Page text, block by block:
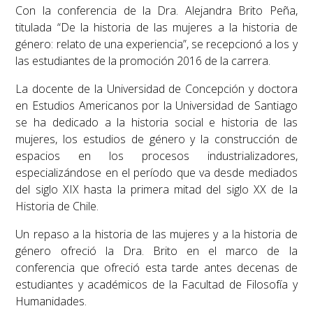
Con la conferencia de la Dra. Alejandra Brito Peña,
titulada “De la historia de las mujeres a la historia de
género: relato de una experiencia”, se recepcionó a los y
las estudiantes de la promoción 2016 de la carrera.
La docente de la Universidad de Concepción y doctora
en Estudios Americanos por la Universidad de Santiago
se ha dedicado a la historia social e historia de las
mujeres, los estudios de género y la construcción de
espacios en los procesos industrializadores,
especializándose en el período que va desde mediados
del siglo XIX hasta la primera mitad del siglo XX de la
Historia de Chile.
Un repaso a la historia de las mujeres y a la historia de
género ofreció la Dra. Brito en el marco de la
conferencia que ofreció esta tarde antes decenas de
estudiantes y académicos de la Facultad de Filosofía y
Humanidades.